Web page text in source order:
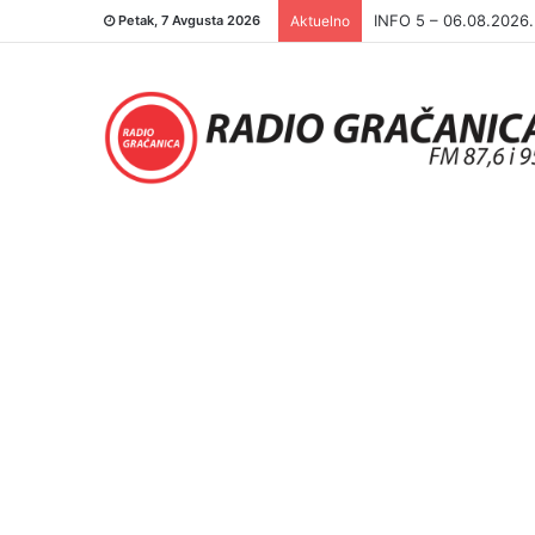
Petak, 7 Avgusta 2026 Aktuelno INFO 5 – 05.08.2026